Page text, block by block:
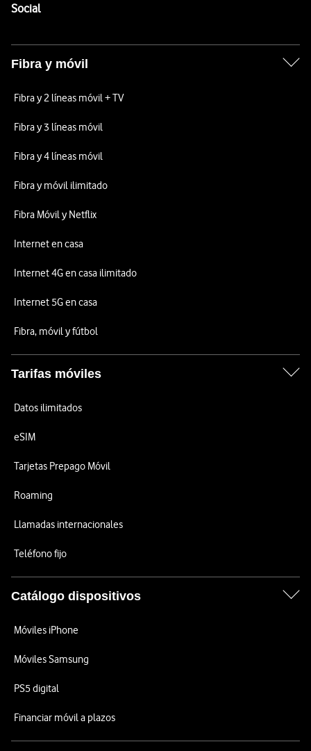
SocialEnlaces a las redes sociales de Vodafone
Fibra y móvil
Fibra y 2 líneas móvil + TV
Fibra y 3 líneas móvil
Fibra y 4 líneas móvil
Fibra y móvil ilimitado
Fibra Móvil y Netflix
Internet en casa
Internet 4G en casa ilimitado
Internet 5G en casa
Fibra, móvil y fútbol
Tarifas móviles
Datos ilimitados
eSIM
Tarjetas Prepago Móvil
Roaming
Llamadas internacionales
Teléfono fijo
Catálogo dispositivos
Móviles iPhone
Móviles Samsung
PS5 digital
Financiar móvil a plazos